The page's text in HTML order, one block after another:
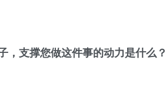
，支撑您做这件事的动力是什么